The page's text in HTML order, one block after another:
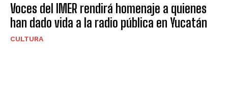
Voces del IMER rendirá homenaje a quienes
han dado vida a la radio pública en Yucatán
CULTURA